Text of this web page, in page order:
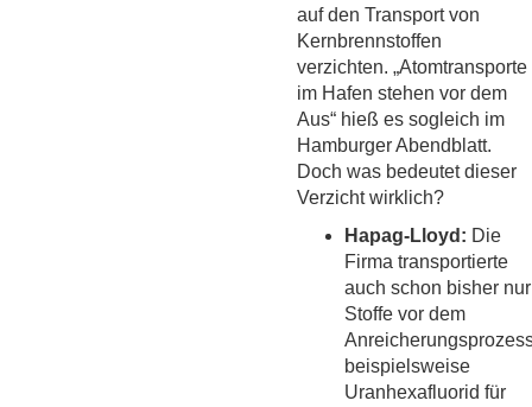
auf den Transport von
Kernbrennstoffen
verzichten. „Atomtransporte
im Hafen stehen vor dem
Aus“ hieß es sogleich im
Hamburger Abendblatt.
Doch was bedeutet dieser
Verzicht wirklich?
Hapag-Lloyd: Die
Firma transportierte
auch schon bisher nur
Stoffe vor dem
beispielsweise
Uranhexafluorid für